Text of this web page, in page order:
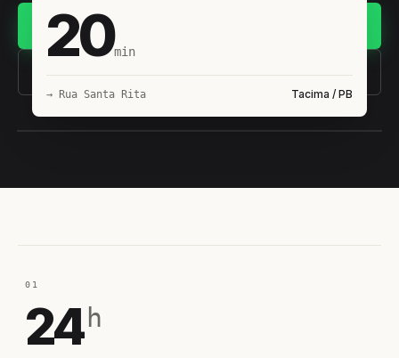
(11) 93407-8838
20min
→ Rua Santa Rita Tacima / PB
01
24 h